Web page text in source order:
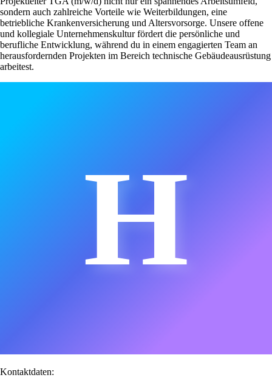
sondern auch zahlreiche Vorteile wie Weiterbildungen, eine
betriebliche Krankenversicherung und Altersvorsorge. Unsere offene
und kollegiale Unternehmenskultur fördert die persönliche und
berufliche Entwicklung, während du in einem engagierten Team an
herausfordernden Projekten im Bereich technische Gebäudeausrüstung
arbeitest.
H
Kontaktdaten: